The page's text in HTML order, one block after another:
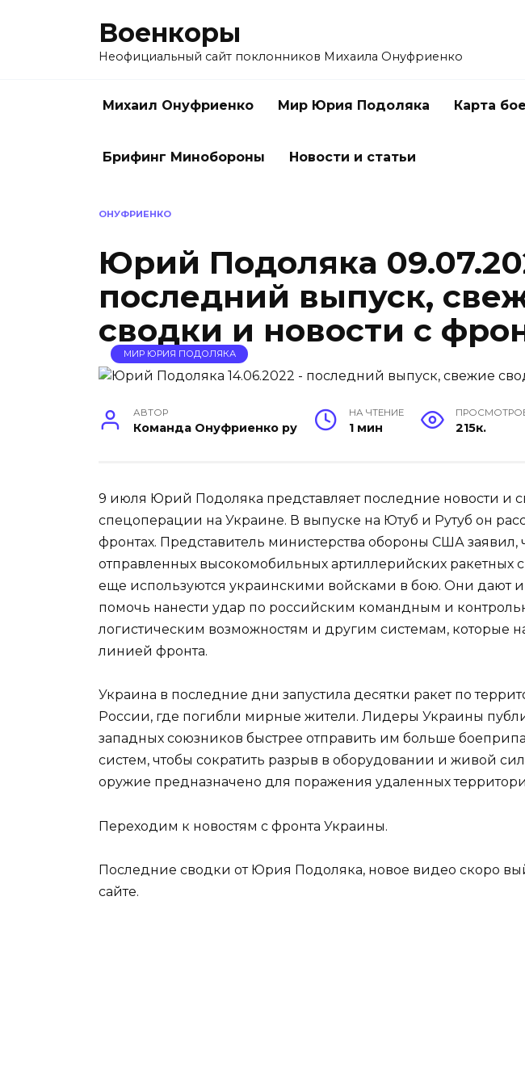
Военкоры
Неофициальный сайт поклонников Михаила Онуфриенко
Михаил Онуфриенко Мир Юрия Подоляка Карта
Брифинг Минобороны Новости и статьи
ОНУФРИЕНКО
Юрий Подоляка
последний выпуск,
сводки и новости с
МИР ЮРИЯ ПОДОЛЯКА
АВТОР
Команда Онуфриенко ру
НА ЧТЕНИЕ
1 мин 215к.
9 июля Юрий Подоляка представляет последние новости и
спецоперации на Украине. В выпуске на Ютуб и Рутуб он
фронтах. Представитель министерства обороны США заявил,
отправленных высокомобильных артиллерийских ракетных
еще используются украинскими войсками в бою. Они дают
помочь нанести удар по российским командным и
логистическим возможностям и другим системам, которые
линией фронта.
Украина в последние дни запустила десятки ракет по
России, где погибли мирные жители. Лидеры Украины
западных союзников быстрее отправить им больше
систем, чтобы сократить разрыв в оборудовании и живой
оружие предназначено для поражения удаленных
Переходим к новостям с фронта Украины.
Последние сводки от Юрия Подоляка, новое видео скоро
сайте.